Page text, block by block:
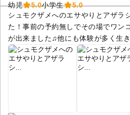
幼児 5.0小学生
5.0
シュモクザメへのエサやりとアザラ
た！事前の予約無しでその場でワン
が出来ました♫他にも体験が多く生
す。戸外での展示も多く、ペンギン
で子供たちは暑くてバテていました(
く知識豊富でとても楽しめました♡